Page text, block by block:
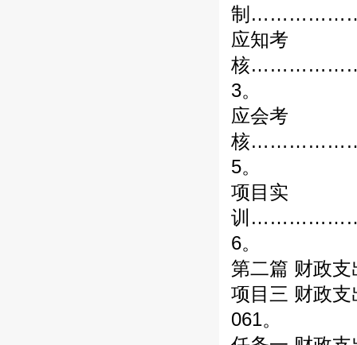
制
应知考
核
3。
应会考
核
5。
项目实
训
6。
第二篇 财政支
项目三
061。